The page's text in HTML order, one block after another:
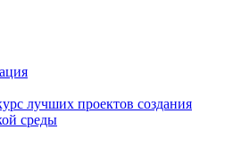
лучших проектов создания
среды